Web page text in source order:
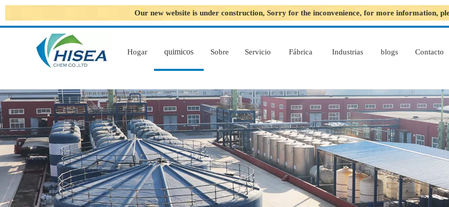
Our new website is under construction, Sorry for the inconvenience, for more information,
Hogar quimicos Sobre Servicio Fábrica Industrias blogs Contacto